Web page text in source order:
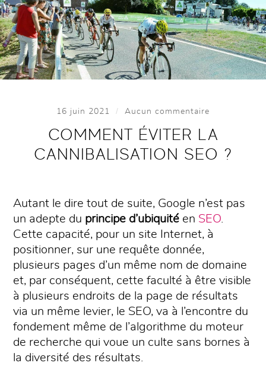
16 juin 2021 / Aucun commentaire
COMMENT ÉVITER LA
CANNIBALISATION SEO ?
Autant le dire tout de suite, Google n’est pas
un adepte du principe d’ubiquité en SEO.
Cette capacité, pour un site Internet, à
positionner, sur une requête donnée,
plusieurs pages d’un même nom de domaine
et, par conséquent, cette faculté à être visible
à plusieurs endroits de la page de résultats
via un même levier, le SEO, va à l’encontre du
fondement même de l’algorithme du moteur
de recherche qui voue un culte sans bornes à
la diversité des résultats.